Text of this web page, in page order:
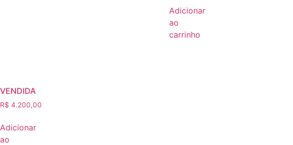
Adicionar
ao
carrinho
VENDIDA
R$ 4.200,00
Adicionar
ao